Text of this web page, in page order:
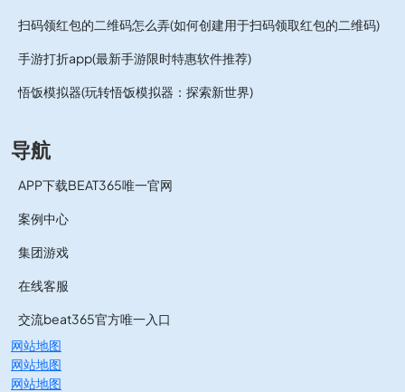
扫码领红包的二维码怎么弄(如何创建用于扫码领取红包的二维码)
手游打折app(最新手游限时特惠软件推荐)
悟饭模拟器(玩转悟饭模拟器：探索新世界)
导航
APP下载BEAT365唯一官网
案例中心
集团游戏
在线客服
交流beat365官方唯一入口
网站地图
网站地图
网站地图